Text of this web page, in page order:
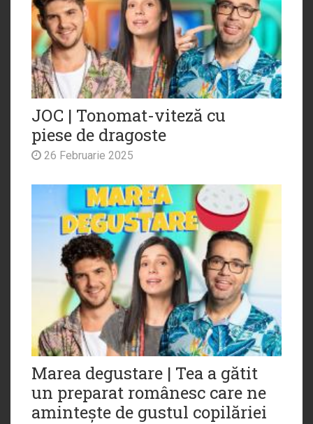
JOC | Tonomat-viteză cu
piese de dragoste
26 Februarie 2025
Marea degustare | Tea a gătit
un preparat românesc care ne
amintește de gustul copilăriei